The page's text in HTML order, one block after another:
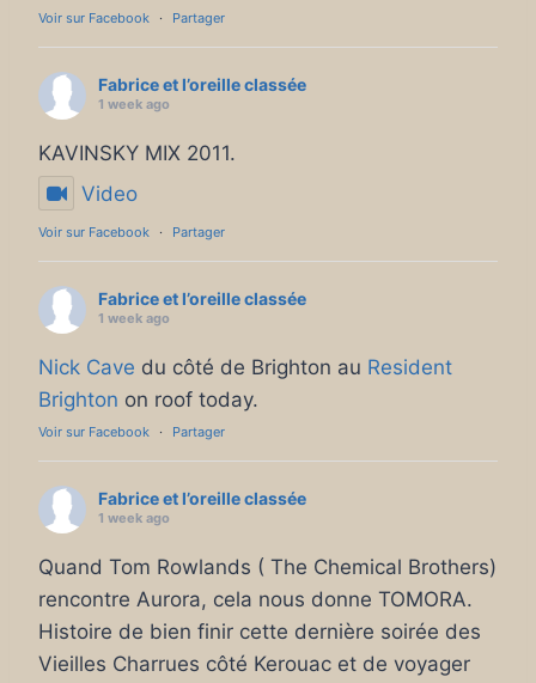
Voir sur Facebook · Partager
Fabrice et l’oreille classée
1 week ago
KAVINSKY MIX 2011.
Video
Voir sur Facebook · Partager
Fabrice et l’oreille classée
1 week ago
Nick Cave du côté de Brighton au Resident
Brighton on roof today.
Voir sur Facebook · Partager
Fabrice et l’oreille classée
1 week ago
Quand Tom Rowlands ( The Chemical Brothers)
rencontre Aurora, cela nous donne TOMORA.
Histoire de bien finir cette dernière soirée des
Vieilles Charrues côté Kerouac et de voyager